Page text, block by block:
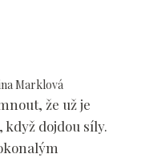
Marklová
že už je
když dojdou síly.